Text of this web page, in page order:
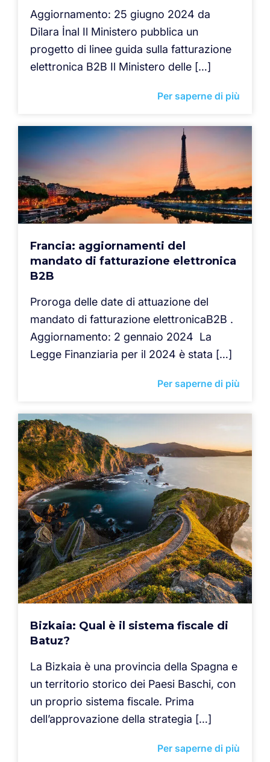
Aggiornamento: 25 giugno 2024 da
Dilara İnal Il Ministero pubblica un
progetto di linee guida sulla fatturazione
elettronica B2B Il Ministero delle […]
Per saperne di più
Francia: aggiornamenti del
mandato di fatturazione elettronica
B2B
Proroga delle date di attuazione del
mandato di fatturazione elettronicaB2B .
Aggiornamento: 2 gennaio 2024 La
Legge Finanziaria per il 2024 è stata […]
Per saperne di più
Bizkaia: Qual è il sistema fiscale di
Batuz?
La Bizkaia è una provincia della Spagna e
un territorio storico dei Paesi Baschi, con
un proprio sistema fiscale. Prima
dell’approvazione della strategia […]
Per saperne di più